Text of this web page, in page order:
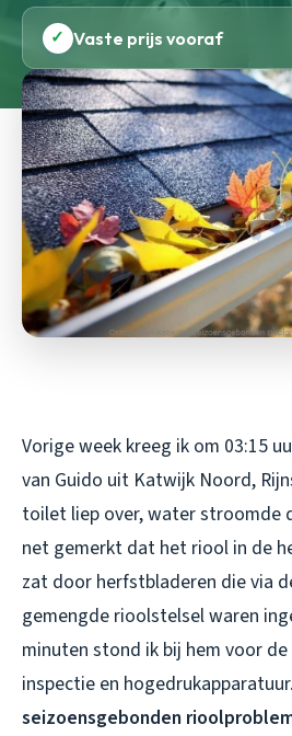
✓ Vaste prijs vooraf
Vorige week kreeg ik om 03:15
van Guido uit Katwijk Noord,
toilet liep over, water stroomde
net gemerkt dat het riool in de
zat door herfstbladeren die via
gemengde rioolstelsel waren
minuten stond ik bij hem voor
inspectie en
seizoensgebonden